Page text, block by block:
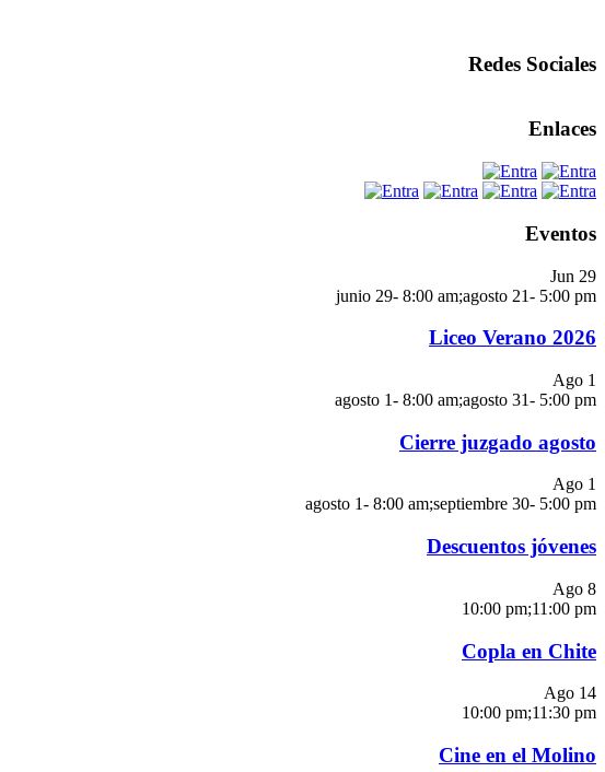
Redes Sociales
Enlaces
Eventos
Jun 29
junio 29- 8:00 am;agosto 21- 5:00 pm
Liceo Verano 2026
Ago 1
agosto 1- 8:00 am;agosto 31- 5:00 pm
Cierre juzgado agosto
Ago 1
agosto 1- 8:00 am;septiembre 30- 5:00 pm
Descuentos jóvenes
Ago 8
10:00 pm;11:00 pm
Copla en Chite
Ago 14
10:00 pm;11:30 pm
Cine en el Molino